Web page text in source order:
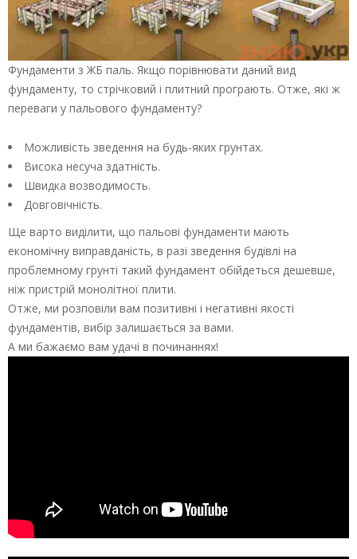
Фундаменти з ЖБ паль. Якщо порівнювати даний вид
фундаменту, то стрічковий і плитний програють. Отже, які ж
переваги у пальового фундаменту?
Можливість зведення на будь-яких грунтах.
Висока несуча здатність.
Швидка возводимость.
Довговічність.
Ще варто виділити, що пальові фундаменти мають
економічну виправданість, в разі зведення будівлі на
проблемному грунті такий фундамент обійдеться дешевше,
ніж пристрій монолітної плити.
Отже, ми розповіли вам позитивні і негативні якості
фундаментів, вибір залишається за вами.
А ми бажаємо вам удачі в починаннях!